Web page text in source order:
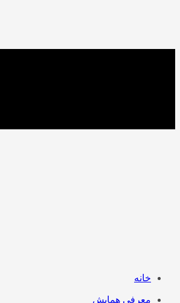
خانه
معرفی همایش